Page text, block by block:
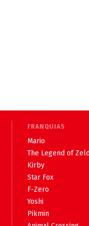
FRANQUIAS
Mario
The Legend of
Kirby
Star Fox
F-Zero
Yoshi
Pikmin